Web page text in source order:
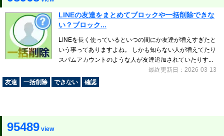
LINEの友達をまとめてブロックや一括削除できな
い？ブロック...
LINEを長く使っているといつの間にか友達が増えすぎたと
いう事ってありますよね。 しかも知らない人が増えてたり
スパムアカウントのような人が友達追加されていたりす...
最終更新日：2026-03-13
友達
一括削除 できない 確認
95489 view